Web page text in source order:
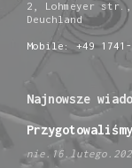
2, Lohmeyer
Deuchland
Mobile: +49 1741-
Najnowsze